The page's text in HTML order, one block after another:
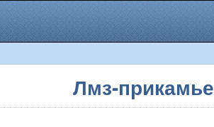
Лмз-прикамье